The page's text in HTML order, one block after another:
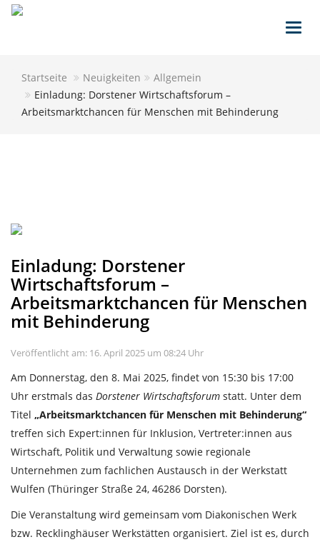
Startseite Neuigkeiten
Allgemein
Einladung: Dorstener Wirtschaftsforum –
Arbeitsmarktchancen für Menschen mit Behinderung
Einladung: Dorstener
Wirtschaftsforum –
Arbeitsmarktchancen für Menschen
mit Behinderung
Veröffentlicht am: 16. April 2025 um 08:24 Uhr
Am Donnerstag, den 8. Mai 2025, findet von 15:30 bis 17:00
Uhr erstmals das Dorstener Wirtschaftsforum statt. Unter dem
Titel „Arbeitsmarktchancen für Menschen mit Behinderung“
treffen sich Expert:innen für Inklusion, Vertreter:innen aus
Wirtschaft, Politik und Verwaltung sowie regionale
Unternehmen zum fachlichen Austausch in der Werkstatt
Wulfen (Thüringer Straße 24, 46286 Dorsten).
Die Veranstaltung wird gemeinsam vom Diakonischen Werk
bzw. Recklinghäuser Werkstätten organisiert. Ziel ist es, durch